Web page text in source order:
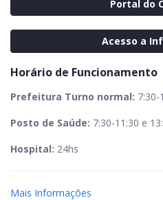
Portal do
Acesso a
Horário de Funcionamento
Prefeitura Turno normal: 7:30-
Posto de Saúde: 7:30-11:30 e
Hospital: 24hs
Mais Informações